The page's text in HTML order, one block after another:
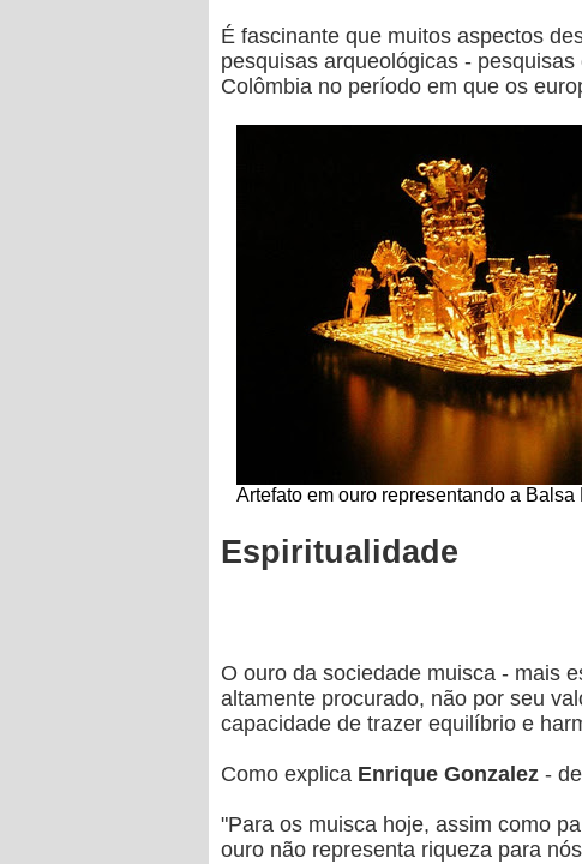
É fascinante que muitos aspectos
pesquisas arqueológicas -
Colômbia no período em que os
Artefato em ouro representando a
Espiritualidade
O ouro da sociedade muisca - mais
altamente procurado, não por seu
capacidade de trazer equilíbrio e
Como explica Enrique Gonzalez -
"Para os muisca hoje, assim como
ouro não representa riqueza para